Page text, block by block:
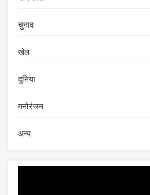
चुनाव
खेल
दुनिया
मनोरंजन
अन्य